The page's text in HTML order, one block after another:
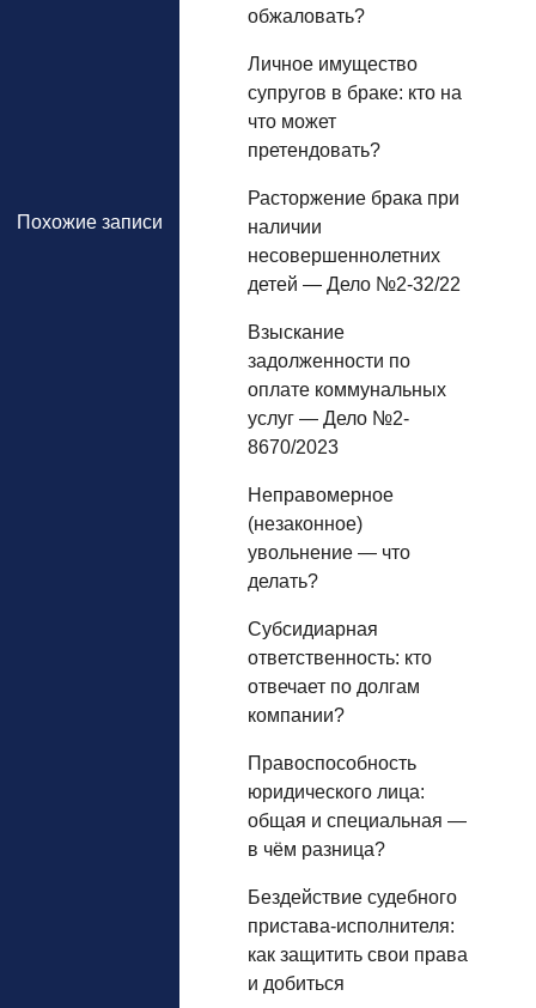
Похожие записи
обжаловать?
Личное имущество
супругов в браке: кто на
что может
претендовать?
Расторжение брака при
наличии
несовершеннолетних
детей — Дело №2-32/22
Взыскание
задолженности по
оплате коммунальных
услуг — Дело №2-
8670/2023
Неправомерное
(незаконное)
увольнение — что
делать?
Субсидиарная
ответственность: кто
отвечает по долгам
компании?
Правоспособность
юридического лица:
общая и специальная —
в чём разница?
Бездействие судебного
пристава-исполнителя:
как защитить свои права
и добиться